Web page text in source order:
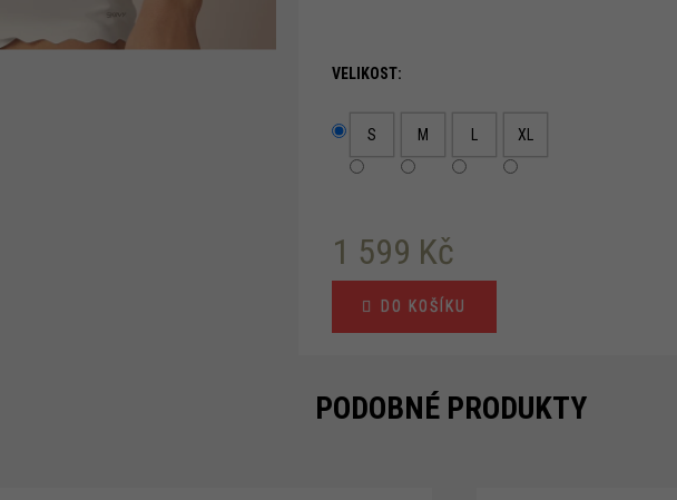
VELIKOST:
S M L XL
1 599 Kč
cena:
DO KOŠÍKU
PODOBNÉ PRODUKTY